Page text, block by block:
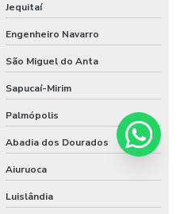
Jequitaí
Engenheiro Navarro
São Miguel do Anta
Sapucaí-Mirim
Palmópolis
Abadia dos Dourados
Aiuruoca
Luislândia